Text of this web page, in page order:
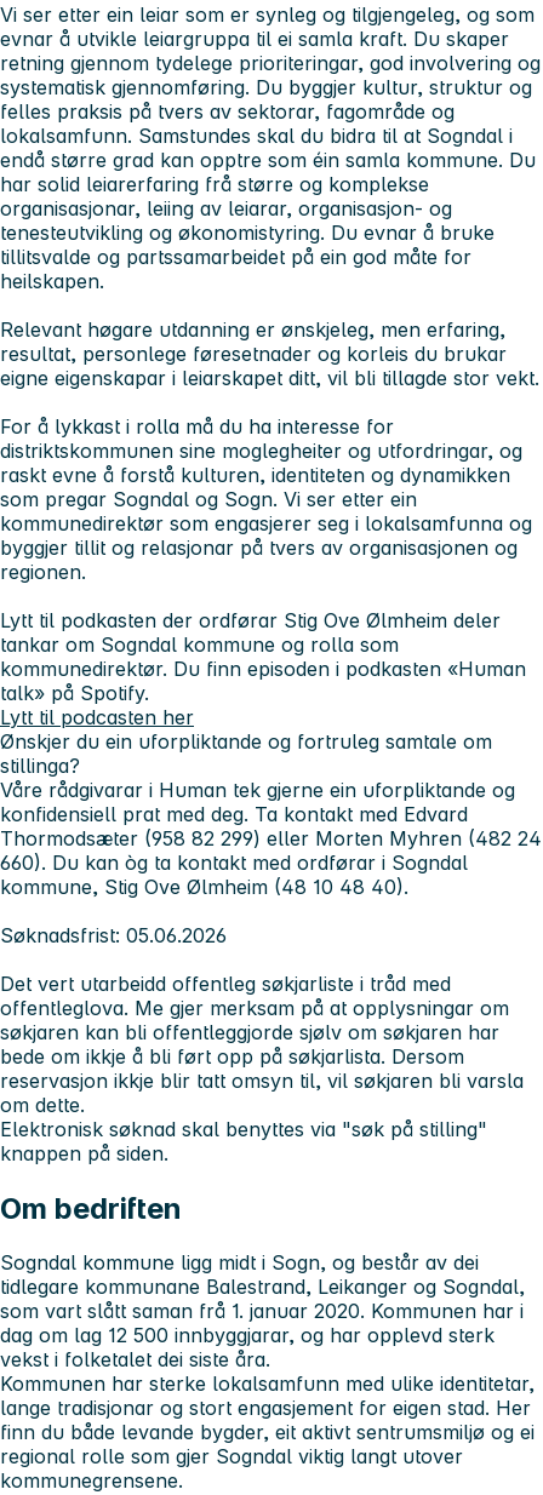
Vi ser etter ein leiar som er synleg og tilgjengeleg, og som
evnar å utvikle leiargruppa til ei samla kraft. Du skaper
retning gjennom tydelege prioriteringar, god involvering og
systematisk gjennomføring. Du byggjer kultur, struktur og
felles praksis på tvers av sektorar, fagområde og
lokalsamfunn. Samstundes skal du bidra til at Sogndal i
endå større grad kan opptre som éin samla kommune. Du
har solid leiarerfaring frå større og komplekse
organisasjonar, leiing av leiarar, organisasjon- og
tenesteutvikling og økonomistyring. Du evnar å bruke
tillitsvalde og partssamarbeidet på ein god måte for
heilskapen.
Relevant høgare utdanning er ønskjeleg, men erfaring,
resultat, personlege føresetnader og korleis du brukar
eigne eigenskapar i leiarskapet ditt, vil bli tillagde stor vekt.
For å lykkast i rolla må du ha interesse for
distriktskommunen sine moglegheiter og utfordringar, og
raskt evne å forstå kulturen, identiteten og dynamikken
som pregar Sogndal og Sogn. Vi ser etter ein
kommunedirektør som engasjerer seg i lokalsamfunna og
byggjer tillit og relasjonar på tvers av organisasjonen og
regionen.
Lytt til podkasten der ordførar Stig Ove Ølmheim deler
tankar om Sogndal kommune og rolla som
kommunedirektør. Du finn episoden i podkasten «Human
talk» på Spotify.
Lytt til podcasten her
Ønskjer du ein uforpliktande og fortruleg samtale om
stillinga?
Våre rådgivarar i Human tek gjerne ein uforpliktande og
konfidensiell prat med deg. Ta kontakt med Edvard
Thormodsæter (958 82 299) eller Morten Myhren (482 24
660). Du kan òg ta kontakt med ordførar i Sogndal
kommune, Stig Ove Ølmheim (48 10 48 40).
Søknadsfrist: 05.06.2026
Det vert utarbeidd offentleg søkjarliste i tråd med
offentleglova. Me gjer merksam på at opplysningar om
søkjaren kan bli offentleggjorde sjølv om søkjaren har
bede om ikkje å bli ført opp på søkjarlista. Dersom
reservasjon ikkje blir tatt omsyn til, vil søkjaren bli varsla
om dette.
Elektronisk søknad skal benyttes via "søk på stilling"
knappen på siden.
Om bedriften
Sogndal kommune ligg midt i Sogn, og består av dei
tidlegare kommunane Balestrand, Leikanger og Sogndal,
som vart slått saman frå 1. januar 2020. Kommunen har i
dag om lag 12 500 innbyggjarar, og har opplevd sterk
vekst i folketalet dei siste åra.
Kommunen har sterke lokalsamfunn med ulike identitetar,
lange tradisjonar og stort engasjement for eigen stad. Her
finn du både levande bygder, eit aktivt sentrumsmiljø og ei
regional rolle som gjer Sogndal viktig langt utover
kommunegrensene.